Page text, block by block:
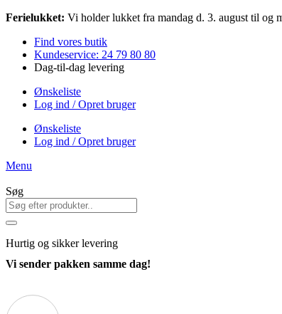
Videre
indhold
Ferielukket: Vi holder lukket fra mandag d. 3. august til og
Find vores butik
Kundeservice: 24 79 80 80
Dag-til-dag levering
Ønskeliste
Log ind / Opret bruger
Ønskeliste
Log ind / Opret bruger
Menu
Søg
Hurtig og sikker levering
Vi sender pakken samme dag!